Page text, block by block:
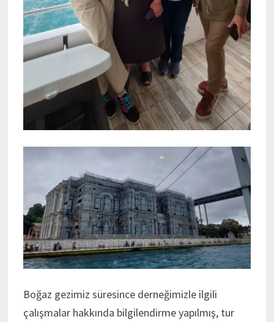
Boğaz gezimiz süresince derneğimizle ilgili
çalışmalar hakkında bilgilendirme yapılmış, tur